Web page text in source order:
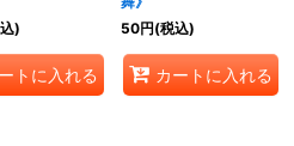
)
トに入れる
50円(税込)
カートに入れる